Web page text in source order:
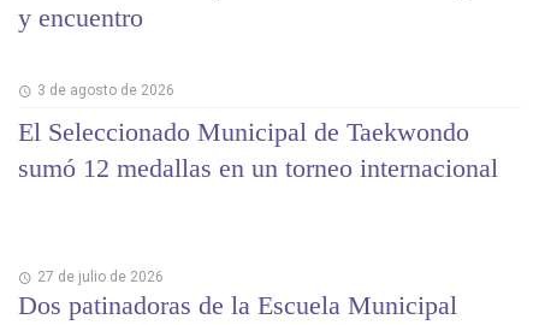
y encuentro
3 de agosto de 2026
El Seleccionado Municipal de Taekwondo
sumó 12 medallas en un torneo internacional
27 de julio de 2026
Dos patinadoras de la Escuela Municipal